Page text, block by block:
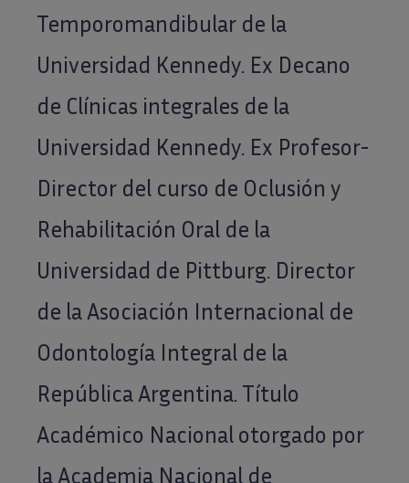
Temporomandibular de la
Universidad Kennedy. Ex Decano
de Clínicas integrales de la
Universidad Kennedy. Ex Profesor-
Director del curso de Oclusión y
Rehabilitación Oral de la
Universidad de Pittburg. Director
de la Asociación Internacional de
Odontología Integral de la
República Argentina. Título
Académico Nacional otorgado por
la Academia Nacional de